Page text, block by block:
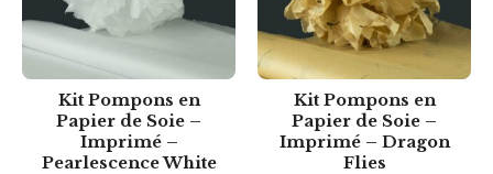
Kit Pompons en
Papier de Soie –
Imprimé –
Pearlescence White
Kit Pompons en
Papier de Soie –
Imprimé – Dragon
Flies